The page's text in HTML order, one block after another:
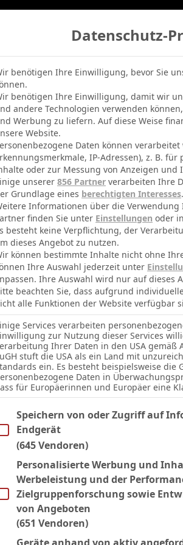
Tabelle Champions League
5 2 (0)
Datenschutz-
benötigen Ihre Einwilligung, bevor Sie
benötigen Ihre Einwilligung, damit wir
andere Technologien verwenden
Werbung zu liefern. Auf diese Weise
Website.
Daten können verarbeitet
IP-Adressen), z. B.
oder zur Messung von Anzeigen und
unserer 856 Partner verarbeiten Ihre
Grundlage eines berechtigten Interesses.
Informationen über die
finden Sie unter Einstellungen oder
besteht keine Verpflichtung, der
dieses Angebot zu nutzen.
können bestimmte Inhalte nicht ohne
Ihre Auswahl jederzeit unter
Ihre Auswahl wird nur auf dieses
beachten Sie, dass aufgrund
alle Funktionen der Website verfügbar
Services verarbeiten
zur Nutzung dieser Services
Ihrer Daten in den USA gemäß
stuft die USA als ein Land mit
ein. Es besteht beispielsweise die
Daten in
für Europäerinnen und Europäer eine
Im Folgenden finden Sie eine Liste der
Speichern von oder Zugriff auf
Endgerät
(645 Vendoren)
Personalisierte Werbung und
Werbeleistung und der
Zielgruppenforschung sowie
von Angeboten
(651 Vendoren)